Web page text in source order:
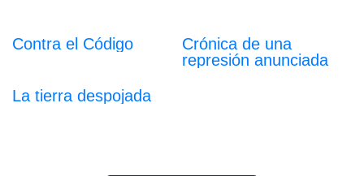
Contra el Código
Crónica de una
represión anunciada
La tierra despojada